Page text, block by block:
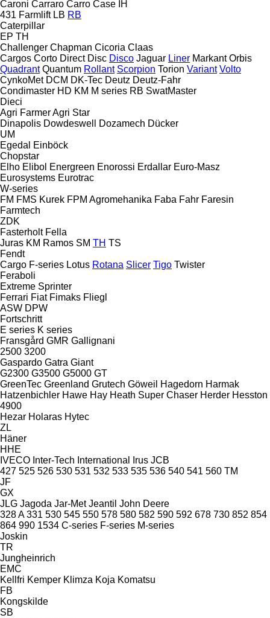
Caroni Carraro Carro Case IH
431 Farmlift LB RB
Caterpillar
EP TH
Challenger Chapman Cicoria Claas
Cargos Corto Direct Disc Disco Jaguar Liner Markant Orbis
Quadrant Quantum Rollant Scorpion Torion Variant Volto
CynkoMet DCM DK-Tec Deutz Deutz-Fahr
Condimaster HD KM M series RB SwatMaster
Dieci
Agri FarmerAgri Star
Dinapolis Dowdeswell Dozamech Dücker
UM
Egedal
Einböck
Chopstar
Elho Elibol Energreen Enorossi Erdallar Euro-Masz
Eurosystems Eurotrac
W-series
FM FMS Kurek FPM Agromehanika Faba Fahr Faresin
Farmtech
ZDK
Fasterholt Fella
Juras KM Ramos SM TH TS
Fendt
Cargo F-series Lotus Rotana Slicer Tigo Twister
Feraboli
Extreme Sprinter
Ferrari Fiat Fimaks Fliegl
ASW DPW
Fortschritt
E series K series
Fransgård GMR Gallignani
2500 3200
Gaspardo Gatra Giant
G2300 G3500 G5000 GT
GreenTec Greenland Grutech Göweil Hagedorn Harmak
Hatzenbichler Hawe Hay Heath Super Chaser Herder Hesston
4900
Hezar Holaras Hytec
ZL
Häner
HHE
IVECO Inter-Tech International Irus JCB
427 525 526 530 531 532 533 535 536 540 541 560 TM
JF
GX
JLG Jagoda Jar-Met Jeantil John Deere
328 A 331 530 545 550 578 580 582 590 592 678 730 852 854
864 990 1534 C-series F-series M-series
Joskin
TR
Jungheinrich
EMC
Kellfri Kemper Klimza Koja Komatsu
FB
Kongskilde
SB